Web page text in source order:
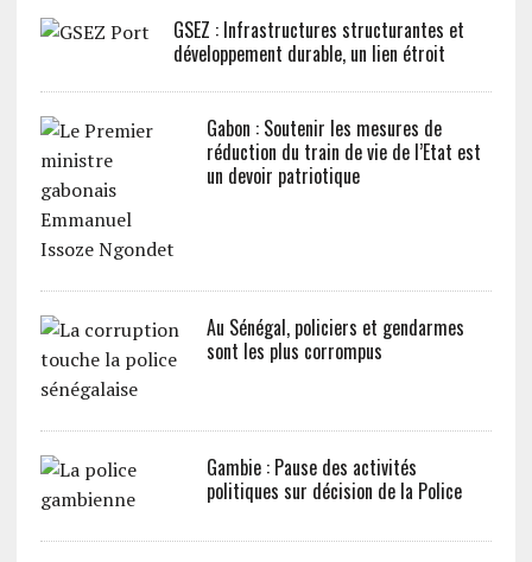
GSEZ : Infrastructures structurantes et
développement durable, un lien étroit
Gabon : Soutenir les mesures de
réduction du train de vie de l’Etat est
un devoir patriotique
Au Sénégal, policiers et gendarmes
sont les plus corrompus
Gambie : Pause des activités
politiques sur décision de la Police